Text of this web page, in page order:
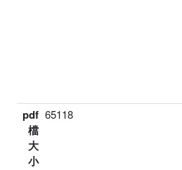
pdf
檔
大
小
65118